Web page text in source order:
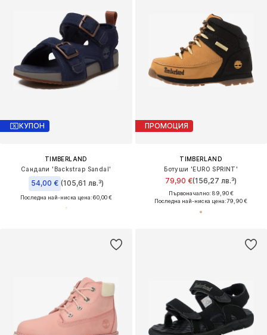
КУПОН
TIMBERLAND
Сандали 'Backstrap Sandal'
54,00 € (105,61 лв.³)
Последна най-ниска цена:60,00 €
ПРОМОЦИЯ
TIMBERLAND
Ботуши 'EURO SPRINT'
79,90 €(156,27 лв.³)
Първоначално: 89,90 €
Последна най-ниска цена:79,90 €